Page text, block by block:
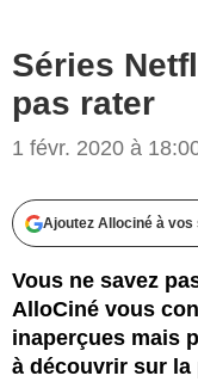
Séries
pas rater
1 févr. 2020 à
Ajoutez Allociné à
Vous ne savez
AlloCiné vous
inaperçues mais
à découvrir sur la